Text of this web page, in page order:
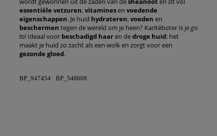
essentiële vetzuren, vitaminesen voedende
eigenschappen. Je huid hydrateren, voeden en
beschermen tegen de wereld om je heen? Karitéboter is jego
to! Ideaal voor beschadigd haaren dedroge huid: het
maakt je huid zo zacht als een wolk en zorgt voor een
gezonde gloed.
BP_947454 BP_548608